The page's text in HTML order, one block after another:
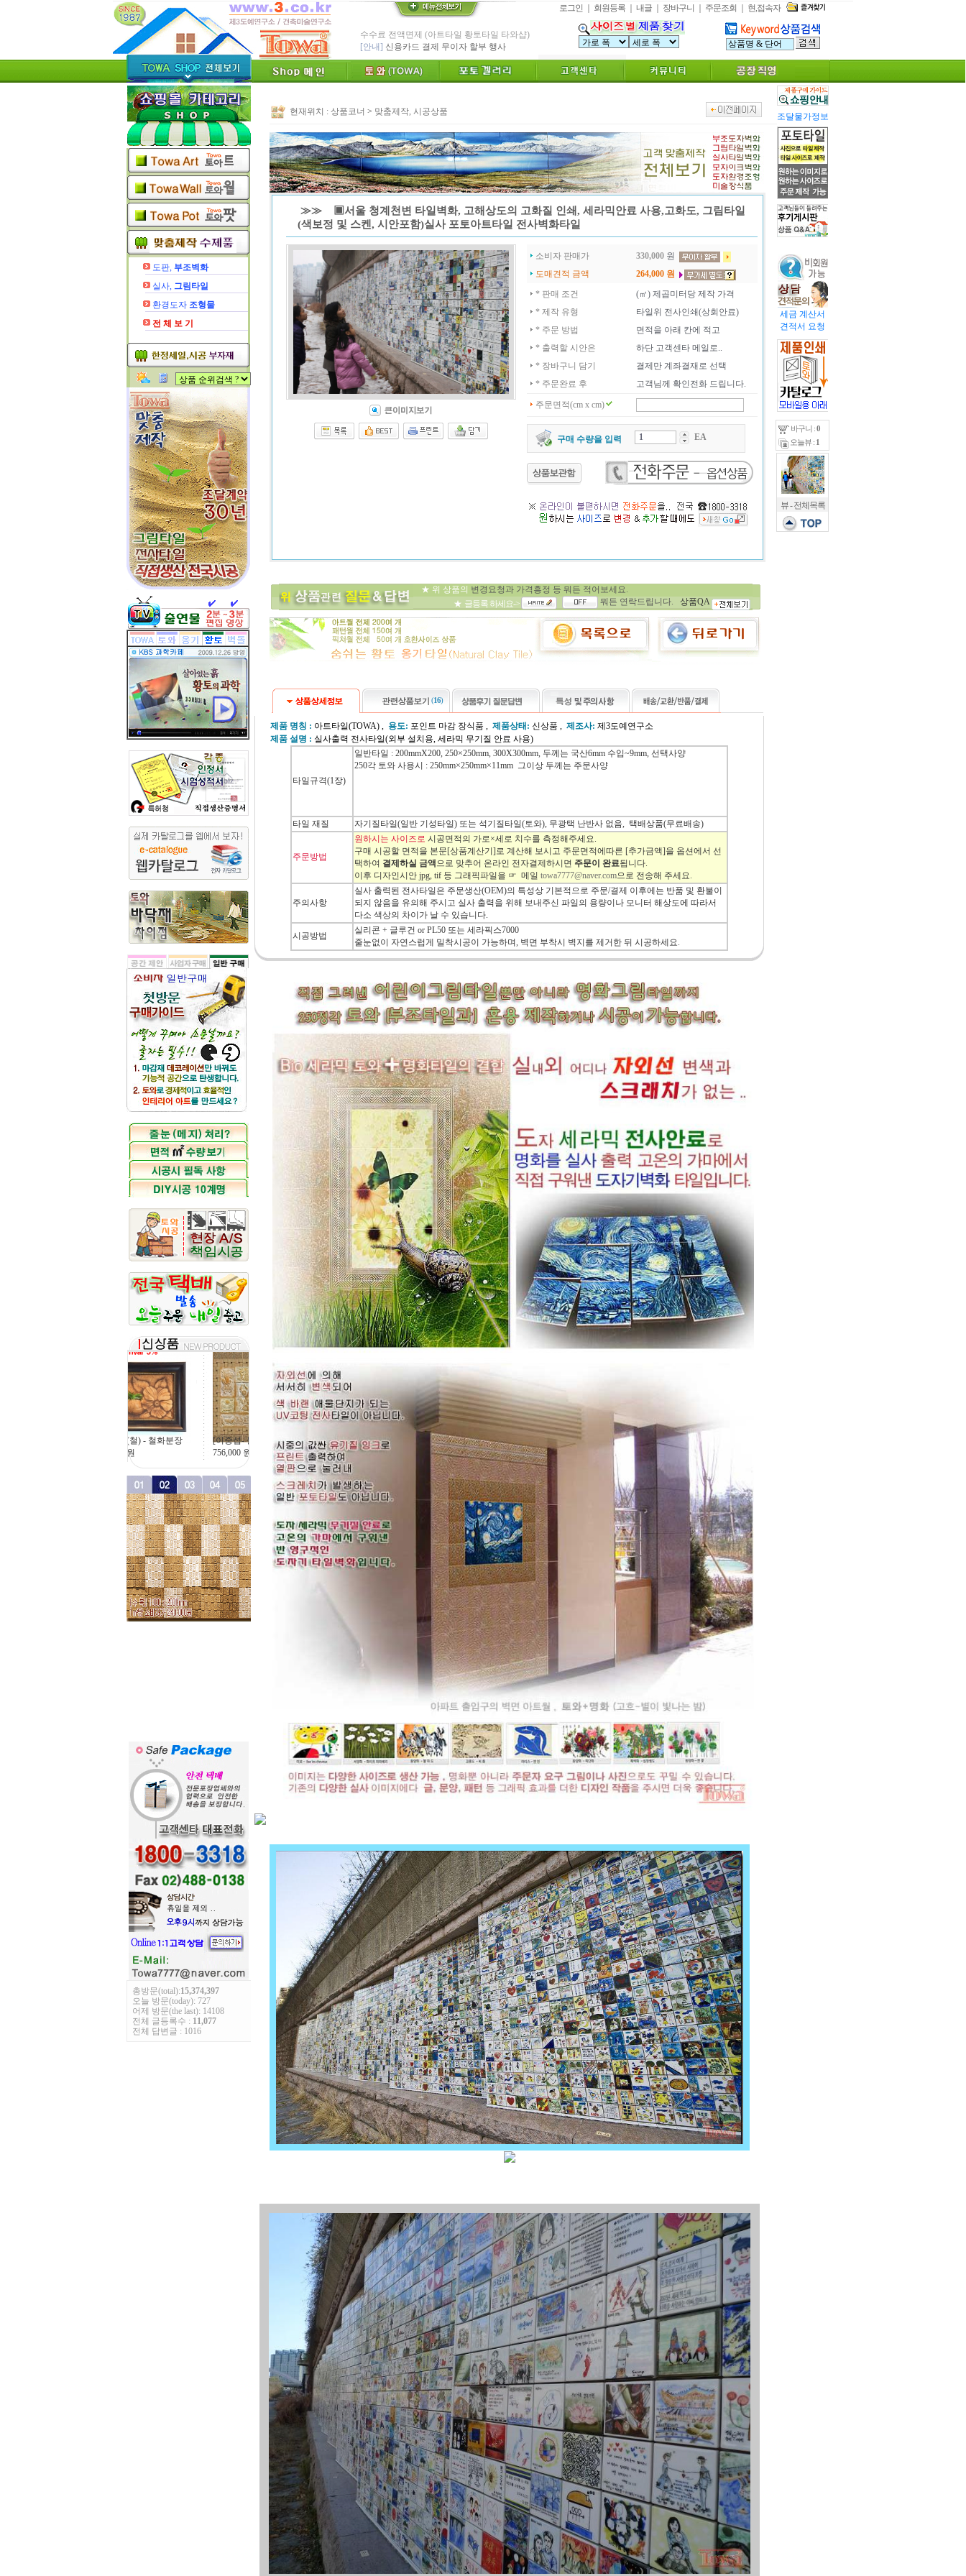
* Since : 1987 ~ 신기술 벤쳐기업(TOWA)
- 특허,의장,상표권 황토타일 성적서 제공
친환경 Bio Ceramic 황토타일벽화, 토와
[브랜드 명]"토와"(土瓦) TOWA가 뭔가요?
인테리어타일, 기능성 황토타일 조습 벽장재
[알림]숨쉬는 조습 벽장재 토와를 아세요?
* TOWA 가상시공 견적,주문 프로그램!!
- 토와 배치 디자인용 시뮬레이션 제공
* TOWA 회원가입시 6000 Point 제공 !!
-토와, 첫구매시 배송료 할인가 적용
[안내]신용카드 결제 무이자 할부 행사
로그인 ｜ 회원등록 ｜ 내글 ｜ 장바구니 ｜ 주문조회 ｜ 현,접속자
도판,부조벽화
실사, 그림타일
환경도자 조형물
전 체 보 기
부용화(철) - 철화분장
43,200
총방문(total):15,374,397
오늘 방문(today): 727
어제 방문(the last): 14108
전체 글등록수 : 11,077
전체 답변글 : 1016
현재위치 : 상품코너 > 맞춤제작, 시공상품
≫≫ ▣서울 청계천변 타일벽화, 고해상도의 고화질 인쇄, 세라믹안료 사용,고화도, 그림타일
(색보정 및 스켄, 시안포함)실사 포토아트타일 전사벽화타일
소비자 판매가 330,000원
도매견적 금액
264,000원
* 판매 조건
(㎡) 제곱미터당 제작 가격
* 제작 유형
타일위 전사인쇄(상회안료)
* 주문 방법
면적을 아래 칸에 적고
* 출력할 시안은
하단 고객센타 메일로..
* 장바구니 담기
결제만 계좌결재로 선택
* 주문완료 후
고객님께 확인전화 드립니다.
주문면적(cm x cm)
구매 수량을 입력 EA
★ 위 상품의변경요청과 가격흥정 등 뭐든 적어보세요.
★ 글등록 하세요->
뭐든 연락드립니다. 상품QA
(16)
제품 명칭 : 아트타일(TOWA) , 용도: 포인트 마감 장식품 , 제품상태: 신상품 , 제조사: 제3도예연구소
제품 설명 : 실사출력 전사타일(외부 설치용, 세라믹 무기질 안료 사용)
타일규격(1장)
일반타일 : 200mmX200, 250×250mm, 300X300mm, 두께는 국산6mm 수입~9mm, 선택사양
250각 토와 사용시 : 250mm×250mm×11mm 그이상 두께는 주문사양
타일 재질 자기질타일(일반 기성타일) 또는 석기질타일(토와), 무광택 난반사 없음, 택배상품(무료배송)
주문방법
원하시는 사이즈로 시공면적의 가로×세로 치수를 측정해주세요.
구매 시공할 면적을 본문[상품계산기]로 계산해 보시고 주문면적에따른 [추가금액]을 옵션에서 선
택하여 결제하실 금액 으로 맞추어 온라인 전자결제하시면 주문이 완료됩니다.
이후 디자인시안 jpg, tif 등 그래픽파일을 ☞ 메일 towa7777@naver.com으로 전송해 주세요.
주의사항
실사 출력된 전사타일은 주문생산(OEM)의 특성상 기본적으로 주문/결제 이후에는 반품 및 환불이
되지 않음을 유의해 주시고 실사 출력을 위해 보내주신 파일의 용량이나 모니터 해상도에 따라서
다소 색상의 차이가 날 수 있습니다.
시공방법
실리콘 + 글루건 or PL50 또는 세라픽스7000
줄눈없이 자연스럽게 밀착시공이 가능하며, 벽면 부착시 벽지를 제거한 뒤 시공하세요.
조달물가정보
세금 계산서
견적서 요청
바구니 :0
오늘뷰 : 1
뷰 - 전체목록